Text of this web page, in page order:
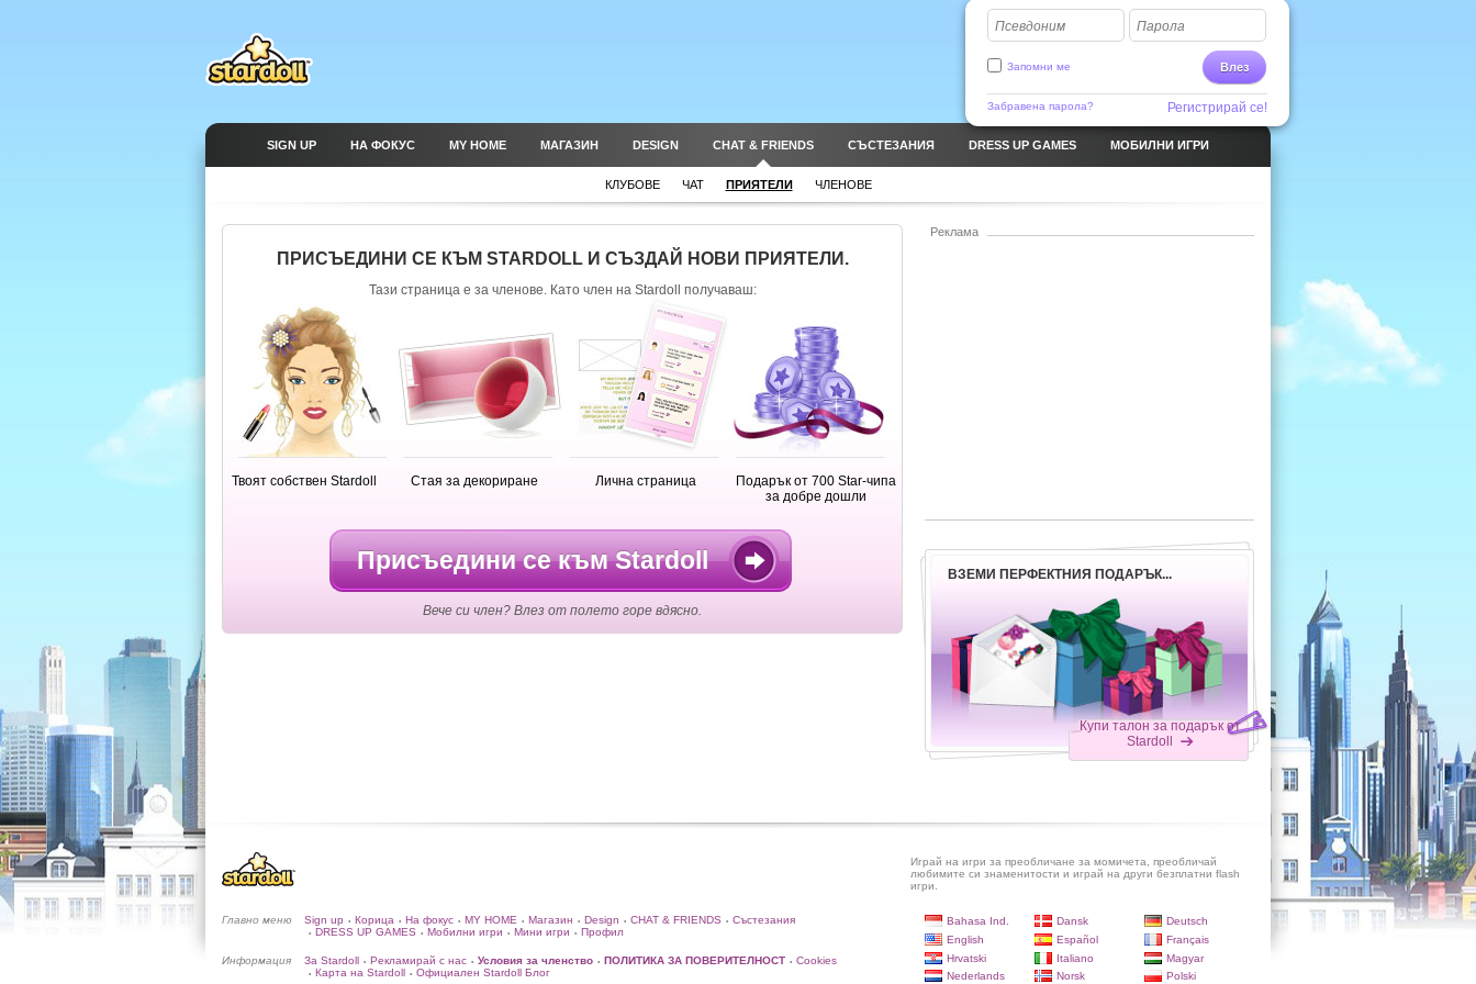
Псевдоним Парола
Влез
Запомни ме
Забравена парола? Регистрирай се!
SIGN UP НА ФОКУС MY HOME МАГАЗИН DESIGN CHAT & FRIENDS СЪСТЕЗАНИЯ DRESS UP GAMES МОБИЛНИ ИГРИ
КЛУБОВЕ ЧАТ ПРИЯТЕЛИ ЧЛЕНОВЕ
ПРИСЪЕДИНИ СЕ КЪМ STARDOLL И СЪЗДАЙ НОВИ ПРИЯТЕЛИ.
Тази страница е за членове. Като член на Stardoll получаваш:
Твоят собствен Stardoll Стая за декориране Лична страница
Подарък от 700 Star-чипа
за добре дошли
Присъедини се към Stardoll
Вече си член? Влез от полето горе вдясно.
Реклама
ВЗЕМИ ПЕРФЕКТНИЯ ПОДАРЪК...
Купи талон за подарък от
Stardoll
Играй на игри за преобличане за момичета, преобличай
любимите си знаменитости и играй на други безплатни flash
игри.
Главно меню Sign up • Корица • На фокус • MY HOME • Магазин • Design • CHAT & FRIENDS • Състезания
• DRESS UP GAMES • Мобилни игри • Мини игри • Профил
Информация За Stardoll • Рекламирай с нас • Условия за членство • ПОЛИТИКА ЗА ПОВЕРИТЕЛНОСТ • Cookies
• Карта на Stardoll • Официален Stardoll Блог
Bahasa Ind. Dansk
Deutsch
English
Español
Français
Hrvatski
Italiano
Magyar
Nederlands
Norsk Polski